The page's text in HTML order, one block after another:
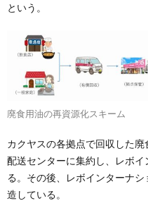
という。
廃食用油の再資源化スキーム
カクヤスの各拠点で回収した
配送センターに集約し、レボ
る。その後、レボインターナ
造している。